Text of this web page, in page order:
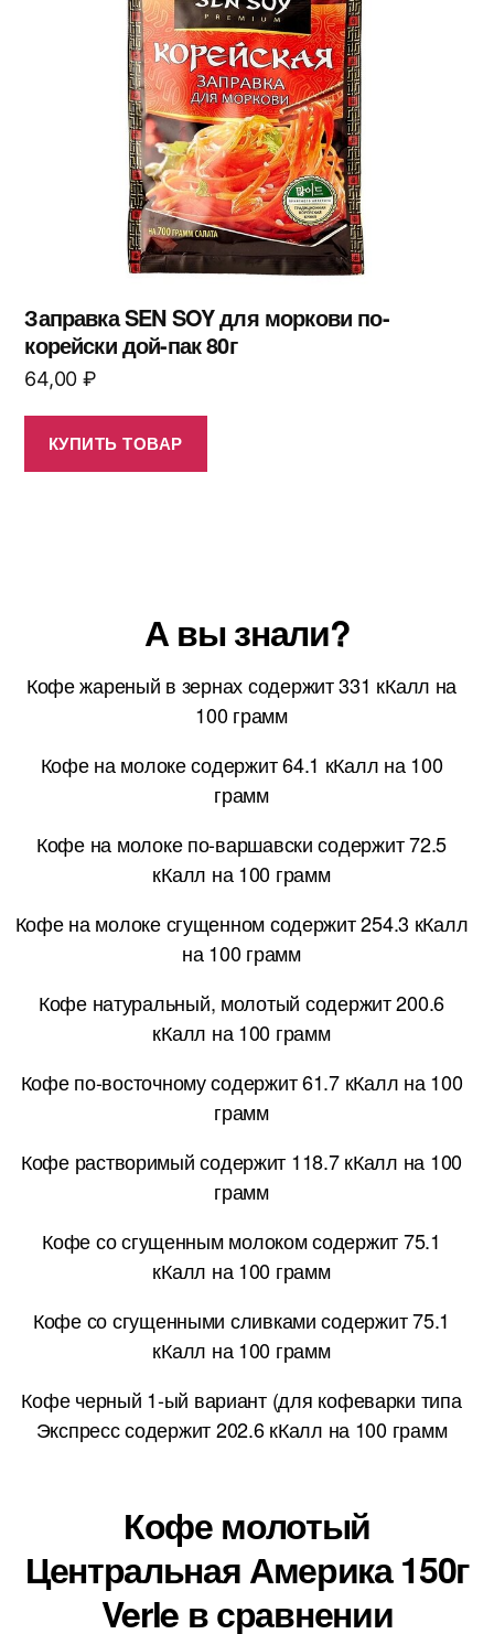
Заправка SEN SOY для моркови по-
корейски дой-пак 80г
64,00 ₽
КУПИТЬ ТОВАР
А вы знали?
Кофе жареный в зернах содержит 331 кКалл на
100 грамм
Кофе на молоке содержит 64.1 кКалл на 100
грамм
Кофе на молоке по-варшавски содержит 72.5
кКалл на 100 грамм
Кофе на молоке сгущенном содержит 254.3 кКалл
на 100 грамм
Кофе натуральный, молотый содержит 200.6
кКалл на 100 грамм
Кофе по-восточному содержит 61.7 кКалл на 100
грамм
Кофе растворимый содержит 118.7 кКалл на 100
грамм
Кофе со сгущенным молоком содержит 75.1
кКалл на 100 грамм
Кофе со сгущенными сливками содержит 75.1
кКалл на 100 грамм
Кофе черный 1-ый вариант (для кофеварки типа
Экспресс содержит 202.6 кКалл на 100 грамм
Кофе молотый
Центральная Америка 150г
Verle в сравнении